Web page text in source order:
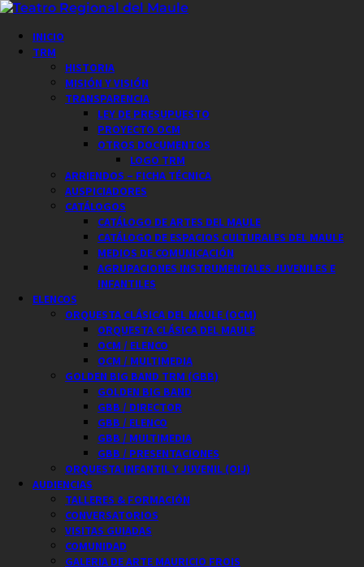
Saltar
contenido
Menú
principal
INICIO
TRM
HISTORIA
MISIÓN Y VISIÓN
TRANSPARENCIA
LEY DE PRESUPUESTO
PROYECTO OCM
OTROS DOCUMENTOS
LOGO TRM
ARRIENDOS – FICHA TÉCNICA
AUSPICIADORES
CATÁLOGOS
CATÁLOGO DE ARTES DEL MAULE
CATÁLOGO DE ESPACIOS CULTURALES DEL MAULE
MEDIOS DE COMUNICACIÓN
AGRUPACIONES INSTRUMENTALES JUVENILES E
INFANTILES
ELENCOS
ORQUESTA CLÁSICA DEL MAULE (OCM)
ORQUESTA CLÁSICA DEL MAULE
OCM / ELENCO
OCM / MULTIMEDIA
GOLDEN BIG BAND TRM (GBB)
GOLDEN BIG BAND
GBB / DIRECTOR
GBB / ELENCO
GBB / MULTIMEDIA
GBB / PRESENTACIONES
ORQUESTA INFANTIL Y JUVENIL (OIJ)
AUDIENCIAS
TALLERES & FORMACIÓN
CONVERSATORIOS
VISITAS GUIADAS
COMUNIDAD
GALERIA DE ARTE MAURICIO FROIS